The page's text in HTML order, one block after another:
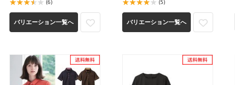
(6)
バリエーション一覧へ
(5)
バリエーション一覧へ